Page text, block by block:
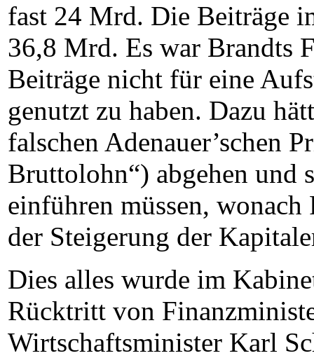
fast 24 Mrd. Die Beiträge
36,8 Mrd. Es war Brandts
Beiträge nicht für eine
genutzt zu haben. Dazu
falschen Adenauer’schen
Bruttolohn“) abgehen und
einführen müssen,
der Steigerung der
Dies alles wurde im
Rücktritt von
Wirtschaftsminister Karl